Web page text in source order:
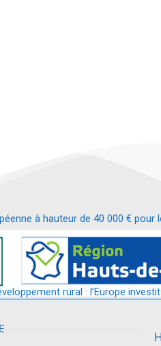
à hauteur de 40 000 €
et commerces de
rural : l’Europe